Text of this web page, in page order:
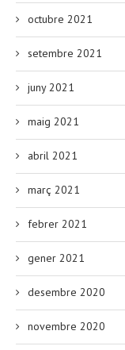
octubre 2021
setembre 2021
juny 2021
maig 2021
abril 2021
març 2021
febrer 2021
gener 2021
desembre 2020
novembre 2020